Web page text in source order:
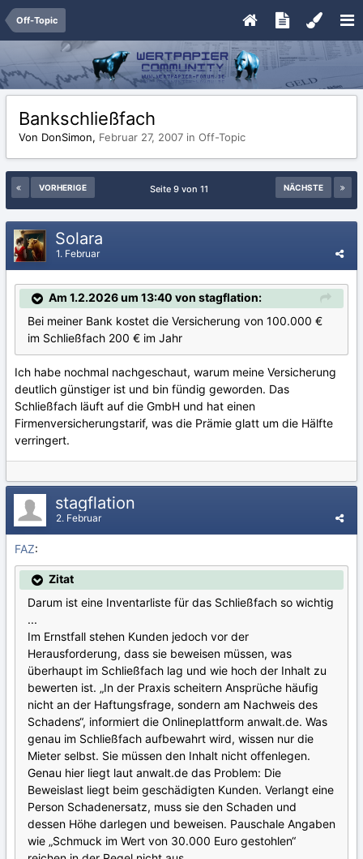
Off-Topic
Bankschließfach
Von DonSimon, Februar 27, 2007 in Off-Topic
VORHERIGE NÄCHSTE
Seite 9 von 11
Solara
1. Februar
Am 1.2.2026 um 13:40 von stagflation:
Bei meiner Bank kostet die Versicherung von 100.000 €
im Schließfach 200 € im Jahr
Ich habe nochmal nachgeschaut, warum meine Versicherung
deutlich günstiger ist und bin fündig geworden. Das
Schließfach läuft auf die GmbH und hat einen
Firmenversicherungstarif, was die Prämie glatt um die Hälfte
verringert.
stagflation
2. Februar
FAZ:
Zitat
Darum ist eine Inventarliste für das Schließfach so wichtig
...
Im Ernstfall stehen Kunden jedoch vor der
Herausforderung, dass sie beweisen müssen, was
überhaupt im Schließfach lag und wie hoch der Inhalt zu
bewerten ist. „In der Praxis scheitern Ansprüche häufig
nicht an der Haftungsfrage, sondern am Nachweis des
Schadens“, informiert die Onlineplattform anwalt.de. Was
genau im Schließfach aufbewahrt wird, wissen nur die
Mieter selbst. Sie müssen den Inhalt nicht offenlegen.
Genau hier liegt laut anwalt.de das Problem: Die
Beweislast liegt beim geschädigten Kunden. Verlangt eine
Person Schadenersatz, muss sie den Schaden und
dessen Höhe darlegen und beweisen. Pauschale Angaben
wie „Schmuck im Wert von 30.000 Euro gestohlen“